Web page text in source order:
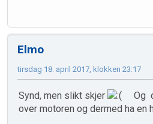
Elmo
tirsdag 18. april 2017, klokken 23:17
Synd, men slikt skjer
Og
over motoren og dermed ha en